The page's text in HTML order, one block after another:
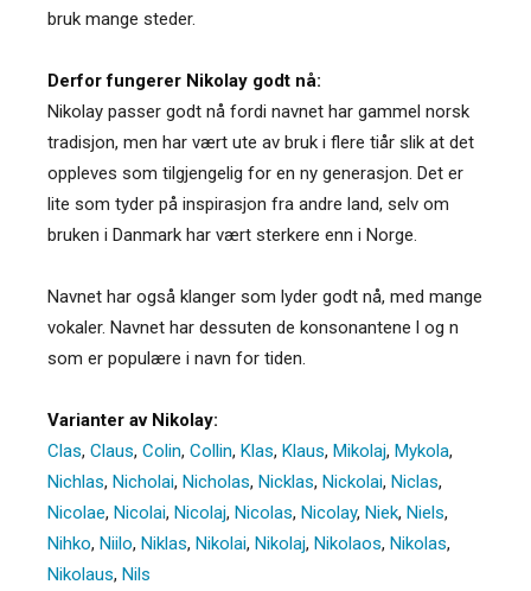
bruk mange steder.
Derfor fungerer Nikolay godt nå:
Nikolay passer godt nå fordi navnet har gammel norsk
tradisjon, men har vært ute av bruk i flere tiår slik at det
oppleves som tilgjengelig for en ny generasjon. Det er
lite som tyder på inspirasjon fra andre land, selv om
bruken i Danmark har vært sterkere enn i Norge.
Navnet har også klanger som lyder godt nå, med mange
vokaler. Navnet har dessuten de konsonantene l og n
som er populære i navn for tiden.
Varianter av Nikolay:
Clas, Claus, Colin, Collin, Klas, Klaus, Mikolaj, Mykola,
Nichlas, Nicholai, Nicholas, Nicklas, Nickolai, Niclas,
Nicolae, Nicolai, Nicolaj, Nicolas, Nicolay, Niek, Niels,
Nihko, Niilo, Niklas, Nikolai, Nikolaj, Nikolaos, Nikolas,
Nikolaus, Nils